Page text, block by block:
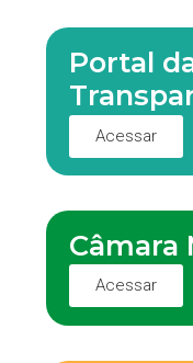
Portal
Acessar
Câmara
Acessar